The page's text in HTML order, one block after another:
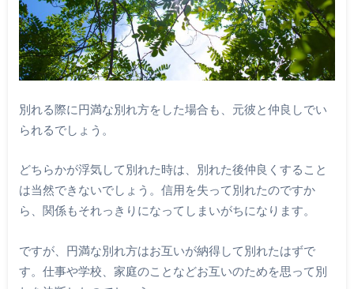
別れる際に円満な別れ方をした場合も、元彼と仲良しでい
られるでしょう。
どちらかが浮気して別れた時は、別れた後仲良くすること
は当然できないでしょう。信用を失って別れたのですか
ら、関係もそれっきりになってしまいがちになります。
ですが、円満な別れ方はお互いが納得して別れたはずで
す。仕事や学校、家庭のことなどお互いのためを思って別